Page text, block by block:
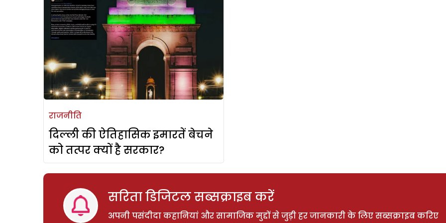
राजनीति
दिल्ली की ऐतिहासिक इमारतें बेचने
को तत्पर क्यों है सरकार?
सरिता डिजिटल सब्सक्राइब करें
अपनी पसंदीदा कहानियां और सामाजिक मुद्दों से जुड़ी हर जानकारी के लिए सब्सक्राइब करिए